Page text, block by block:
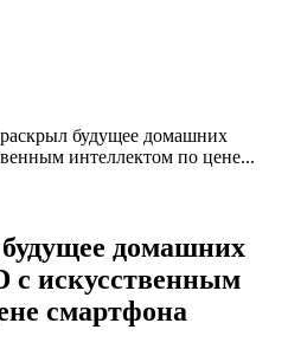
раскрыл будущее домашних
интеллектом по цене...
домашних
с искусственным
смартфона